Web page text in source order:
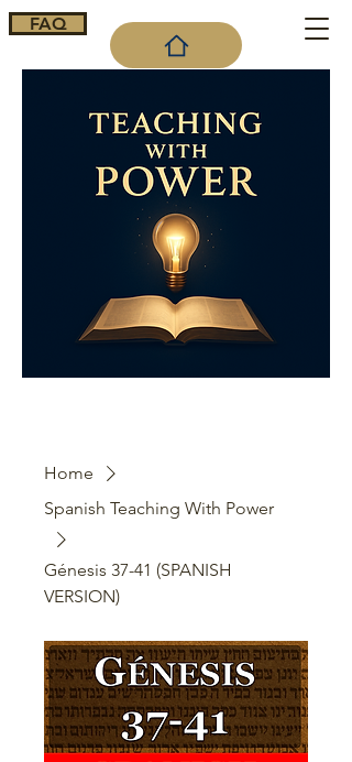
FAQ
Home
Spanish Teaching With Power
Génesis 37-41 (SPANISH
VERSION)